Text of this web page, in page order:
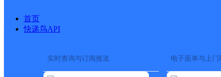
首页
快递鸟API
实时查询与订阅推送 电子面单与上门